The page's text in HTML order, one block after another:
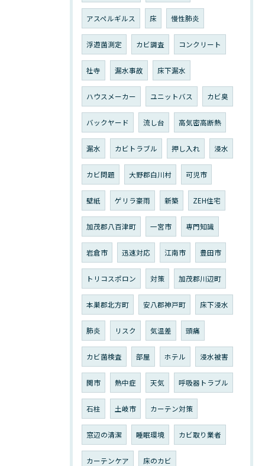
アスペルギルス 床 慢性肺炎
浮遊菌測定 カビ調査 コンクリート
社寺 漏水事故 床下漏水
ハウスメーカー ユニットバス カビ臭
バックヤード 流し台 高気密高断熱
漏水 カビトラブル 押し入れ 浸水
カビ問題 大野郡白川村 可児市
壁紙 ゲリラ豪雨 新築 ZEH住宅
加茂郡八百津町 一宮市 専門知識
岩倉市 迅速対応 江南市 豊田市
トリコスポロン 対策 加茂郡川辺町
本巣郡北方町 安八郡神戸町 床下浸水
肺炎 リスク 気温差 頭痛
カビ菌検査 部屋 ホテル 浸水被害
関市 熱中症 天気 呼吸器トラブル
石柱 土岐市 カーテン対策
窓辺の清潔 睡眠環境 カビ取り業者
カーテンケア 床のカビ